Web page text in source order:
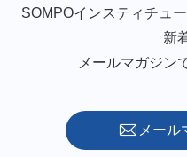
SOMPOインスティチュ
新
メールマガジン
メール